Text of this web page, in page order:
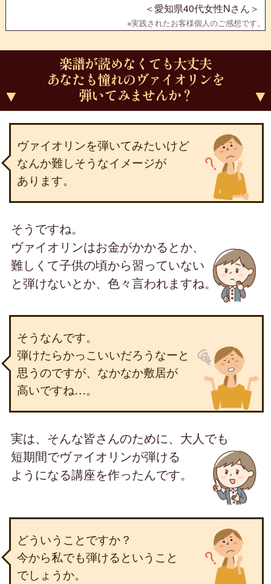
＜愛知県40代女性Nさん＞
楽譜が読めなくても大丈夫
あなたも憧れのヴァイオリンを
弾いてみませんか？
ヴァイオリンを弾いてみたいけど
なんか難しそうなイメージが
あります。
そうですね。
ヴァイオリンはお金がかかるとか、
難しくて子供の頃から習っていない
と弾けないとか、 色々言われますね。
そうなんです。
弾けたらかっこいいだろうなーと
思うのですが、 なかなか敷居が
高いですね…。
実は、そんな皆さんのために、大人でも
短期間でヴァイオリンが弾ける
ようになる講座を作ったんです。
どういうことですか？
今から私でも弾けるということ
でしょうか。